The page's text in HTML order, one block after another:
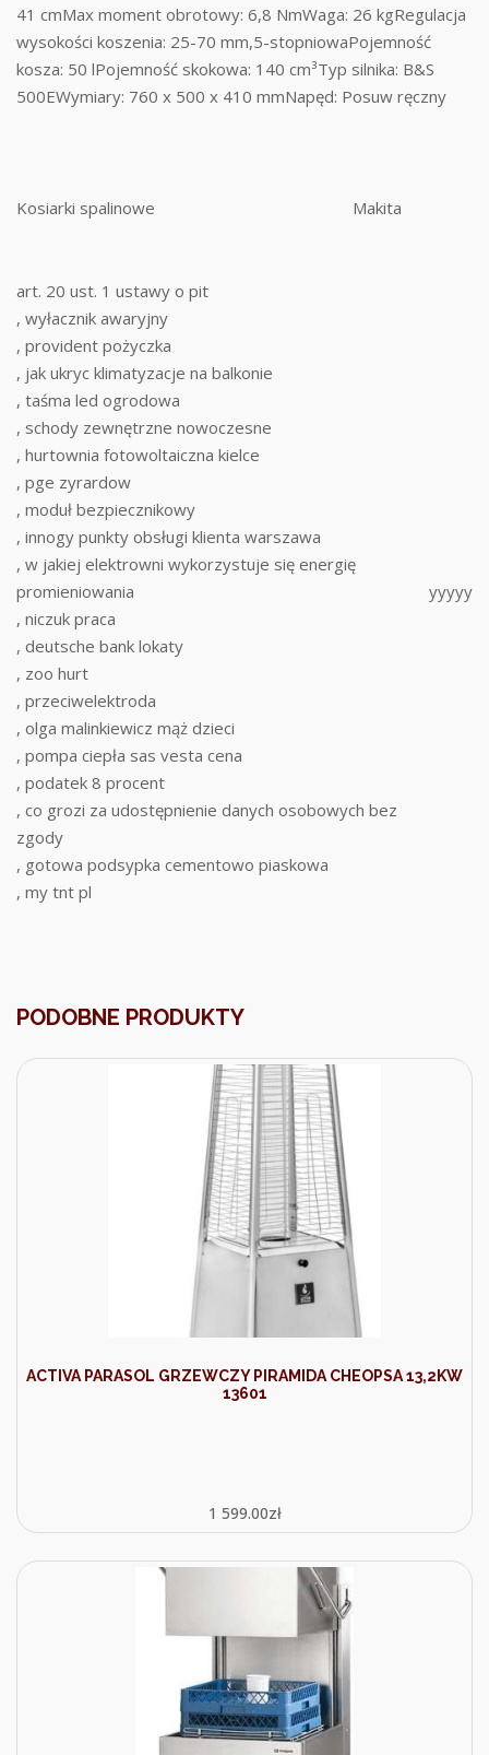
41 cmMax moment obrotowy: 6,8 NmWaga: 26 kgRegulacja
wysokości koszenia: 25-70 mm,5-stopniowaPojemność
kosza: 50 lPojemność skokowa: 140 cm³Typ silnika: B&S
500EWymiary: 760 x 500 x 410 mmNapęd: Posuw ręczny
Kosiarki spalinowe Makita
art. 20 ust. 1 ustawy o pit
, wyłacznik awaryjny
, provident pożyczka
, jak ukryc klimatyzacje na balkonie
, taśma led ogrodowa
, schody zewnętrzne nowoczesne
, hurtownia fotowoltaiczna kielce
, pge zyrardow
, moduł bezpiecznikowy
, innogy punkty obsługi klienta warszawa
, w jakiej elektrowni wykorzystuje się energię
promieniowania
, niczuk praca
, deutsche bank lokaty
, zoo hurt
, przeciwelektroda
, olga malinkiewicz mąż dzieci
, pompa ciepła sas vesta cena
, podatek 8 procent
, co grozi za udostępnienie danych osobowych bez
zgody
, gotowa podsypka cementowo piaskowa
, my tnt pl
yyyyy
PODOBNE PRODUKTY
ACTIVA PARASOL GRZEWCZY PIRAMIDA CHEOPSA 13,2KW
13601
1 599.00zł